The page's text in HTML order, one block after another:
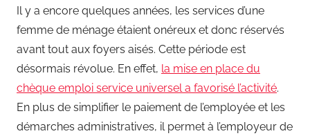
Il y a encore quelques années, les services d’une
femme de ménage étaient onéreux et donc réservés
avant tout aux foyers aisés. Cette période est
désormais révolue. En effet, la mise en place du
chèque emploi service universel a favorisé l’activité.
En plus de simplifier le paiement de l’employée et les
démarches administratives, il permet à l’employeur de